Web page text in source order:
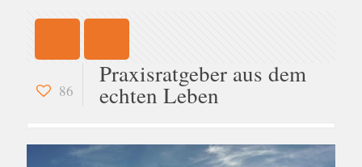
86
Praxisratgeber aus dem
echten Leben